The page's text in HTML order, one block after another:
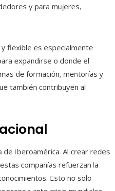
y para mujeres,
flexible es especialmente
expandirse o donde el
de formación, mentorías y
también contribuyen al
de Iberoamérica. Al crear redes
compañías refuerzan la
Esto no solo